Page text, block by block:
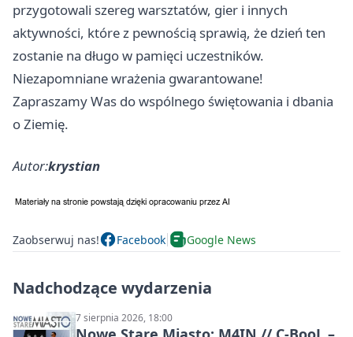
przygotowali szereg warsztatów, gier i innych
aktywności, które z pewnością sprawią, że dzień ten
zostanie na długo w pamięci uczestników.
Niezapomniane wrażenia gwarantowane!
Zapraszamy Was do wspólnego świętowania i dbania
o Ziemię.
Autor:krystian
Zaobserwuj nas! Facebook Google News
Nadchodzące wydarzenia
7 sierpnia 2026, 18:00